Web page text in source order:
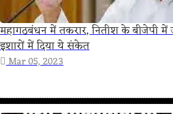
महागठबंधन में तकरार, नितीश के बीजेपी
इशारों में दिया ये संकेत
Mar 05, 2023